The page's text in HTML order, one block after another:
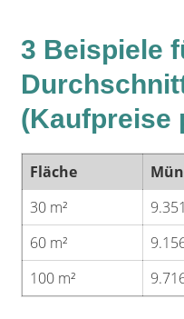
3 Beispiele
(Kaufpreise
Fläche
30 m²
60 m²
100 m²